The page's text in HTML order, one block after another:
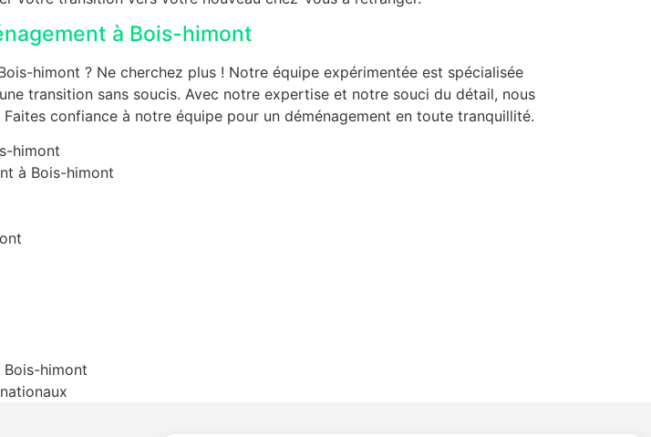
à Bois-himont
himont ? Ne cherchez plus ! Notre équipe expérimentée est spécialisée
transition sans soucis. Avec notre expertise et notre souci du détail, nous
confiance à notre équipe pour un déménagement en toute tranquillité.
himont
à Bois-himont
himont